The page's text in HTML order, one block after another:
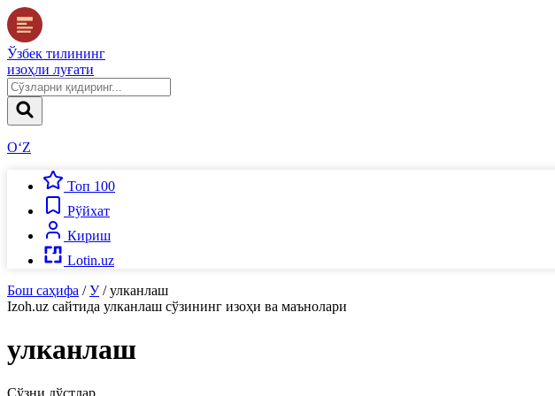
Ўзбек тилининг
изоҳли луғати
O‘Z
Топ 100
Рўйхат
Кириш
Lotin.uz
Бош саҳифа / У / улканлаш
Izoh.uz сайтида улканлаш сўзининг изоҳи ва маънолари
улканлаш
Сўзни дўстлар